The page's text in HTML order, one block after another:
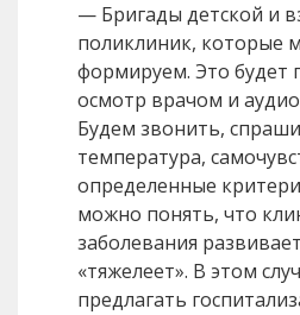
— Бригады детской и
поликлиник, которые
формируем. Это будет
осмотр врачом и
Будем звонить,
температура,
определенные
можно понять, что
заболевания
«тяжелеет». В этом
предлагать